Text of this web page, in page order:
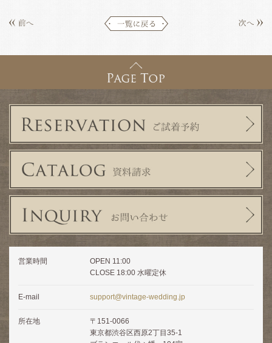
営業時間
OPEN 11:00
CLOSE 18:00 水曜定休
E-mail support@vintage-wedding.jp
所在地
〒151-0066
東京都渋谷区西原2丁目35-1